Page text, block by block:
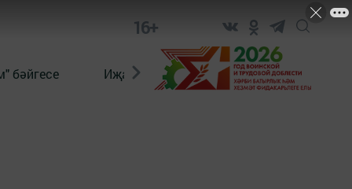
16+
бәйгесе Иҗат Реклама Онлайн